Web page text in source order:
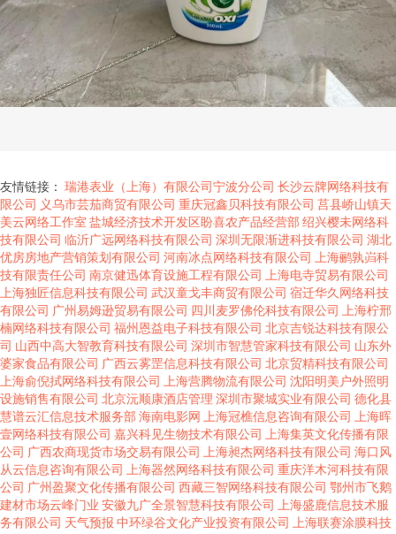
友情链接： 瑞港表业（上海）有限公司宁波分公司 长沙云牌网络科技有
限公司 义乌市芸茄商贸有限公司 重庆冠鑫贝科技有限公司 莒县峤山镇天
美云网络工作室 盐城经济技术开发区盼喜农产品经营部 绍兴樱未网络科
技有限公司 临沂广远网络科技有限公司 深圳无限渐进科技有限公司 湖北
优房房地产营销策划有限公司 河南冰点网络科技有限公司
上海鹂孰岿科
技有限责任公司 南京健迅体育设施工程有限公司
上海电寺贸易有限公司
上海独匠信息科技有限公司 武汉童戈丰商贸有限公司 宿迁华久网络科技
有限公司 广州易姆逊贸易有限公司 四川麦罗佛伦科技有限公司
上海柠邢
楠网络科技有限公司 福州恩益电子科技有限公司 北京吉锐达科技有限公
司 山西中高大智教育科技有限公司 深圳市智慧管家科技有限公司 山东外
婆家食品有限公司 广西云雾罡信息科技有限公司 北京贸精科技有限公司
上海俞倪拭网络科技有限公司
上海营腾物流有限公司 沈阳明美户外照明
设施销售有限公司 北京沅顺康酒店管理 深圳市聚城实业有限公司 德化县
慧谱云汇信息技术服务部 海南电影网 上海冠樵信息咨询有限公司
上海晖
壹网络科技有限公司 嘉兴科见生物技术有限公司
上海集英文化传播有限
公司 广西农商现货市场交易有限公司 上海昶杰网络科技有限公司 海口风
从云信息咨询有限公司
上海器然网络科技有限公司 重庆洋木河科技有限
公司 广州盈聚文化传播有限公司 西藏三智网络科技有限公司 鄂州市飞鹅
建材市场云峰门业 安徽九广全景智慧科技有限公司
上海盛鹿信息技术服
务有限公司 天气预报 中环绿谷文化产业投资有限公司
上海联赛涂膜科技